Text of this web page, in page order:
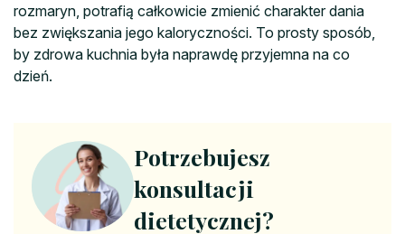
rozmaryn, potrafią całkowicie zmienić charakter dania
bez zwiększania jego kaloryczności. To prosty sposób,
by zdrowa kuchnia była naprawdę przyjemna na co
dzień.
Potrzebujesz
konsultacji
dietetycznej?